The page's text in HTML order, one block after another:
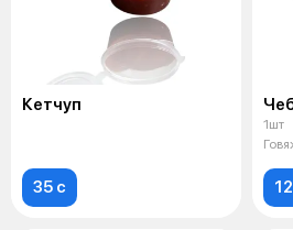
Кетчуп
35 c
1шт